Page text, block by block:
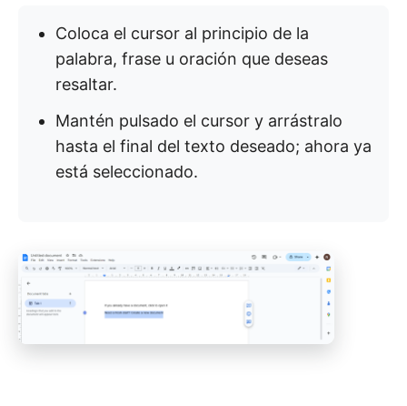
Coloca el cursor al principio de la
palabra, frase u oración que deseas
resaltar.
Mantén pulsado el cursor y arrástralo
hasta el final del texto deseado; ahora ya
está seleccionado.